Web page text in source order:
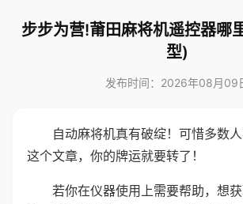
步步为营!莆田麻将机遥控器哪
型)
发布时间：2026年08月09
自动麻将机真有破绽！可惜多数
这个文章，你的牌运就要转了！
若你在仪器使用上需要帮助，想